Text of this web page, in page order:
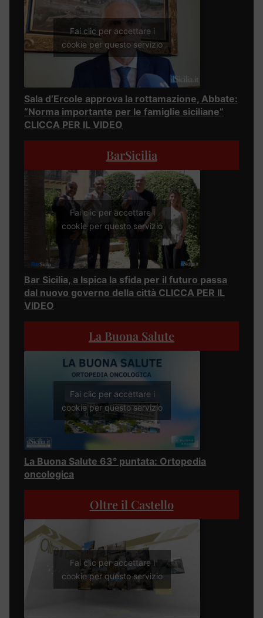
Fai clic per accettare i
cookie per questo servizio
Sala d’Ercole approva la rottamazione, Abbate:
“Norma importante per le famiglie siciliane”
CLICCA PER IL VIDEO
BarSicilia
Fai clic per accettare i
cookie per questo servizio
Bar Sicilia, a Ispica la sfida per il futuro passa
dal nuovo governo della città CLICCA PER IL
VIDEO
La Buona Salute
Fai clic per accettare i
cookie per questo servizio
La Buona Salute 63° puntata: Ortopedia
oncologica
Oltre il Castello
Fai clic per accettare i
cookie per questo servizio